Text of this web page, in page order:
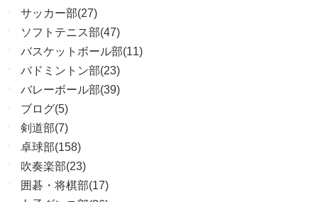
サッカー部(27)
ソフトテニス部(47)
バスケットボール部(11)
バドミントン部(23)
バレーボール部(39)
ブログ(5)
剣道部(7)
卓球部(158)
吹奏楽部(23)
囲碁・将棋部(17)